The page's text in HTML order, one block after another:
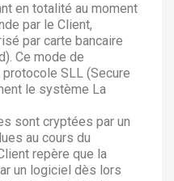
en totalité au moment
par le Client,
par carte bancaire
Ce mode de
SLL (Secure
le système La
sont cryptées par un
au cours du
repère que la
un logiciel dès lors